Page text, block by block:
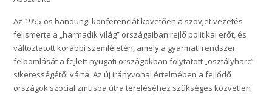
Az 1955-ös bandungi konferenciát követően a szovjet vezetés
felismerte a „harmadik világ” országaiban rejlő politikai erőt, és
változtatott korábbi szemléletén, amely a gyarmati rendszer
felbomlását a fejlett nyugati országokban folytatott „osztályharc”
sikerességétől várta. Az új irányvonal értelmében a fejlődő
országok szocializmusba útra tereléséhez szükséges közvetlen